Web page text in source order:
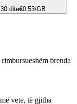
30 ditë€0.53/GB
rimbursueshëm brenda
vete, të gjitha